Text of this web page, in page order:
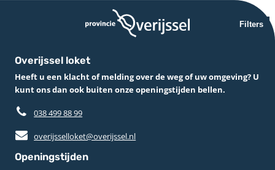
Filters
Overijssel loket
Heeft u een klacht of melding over de weg of uw omgeving? U
kunt ons dan ook buiten onze openingstijden bellen.
038 499 88 99
overijsselloket@overijssel.nl
Openingstijden